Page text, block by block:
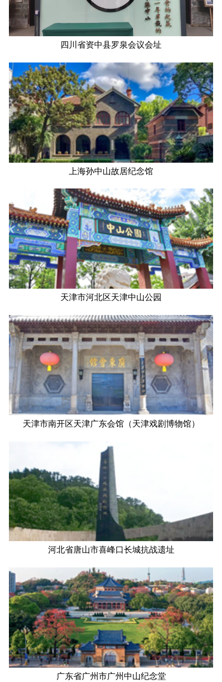
四川省资中县罗泉会议会址
上海孙中山故居纪念馆
天津市河北区天津中山公园
天津市南开区天津广东会馆（天津戏剧博物馆）
河北省唐山市喜峰口长城抗战遗址
广东省广州市广州中山纪念堂